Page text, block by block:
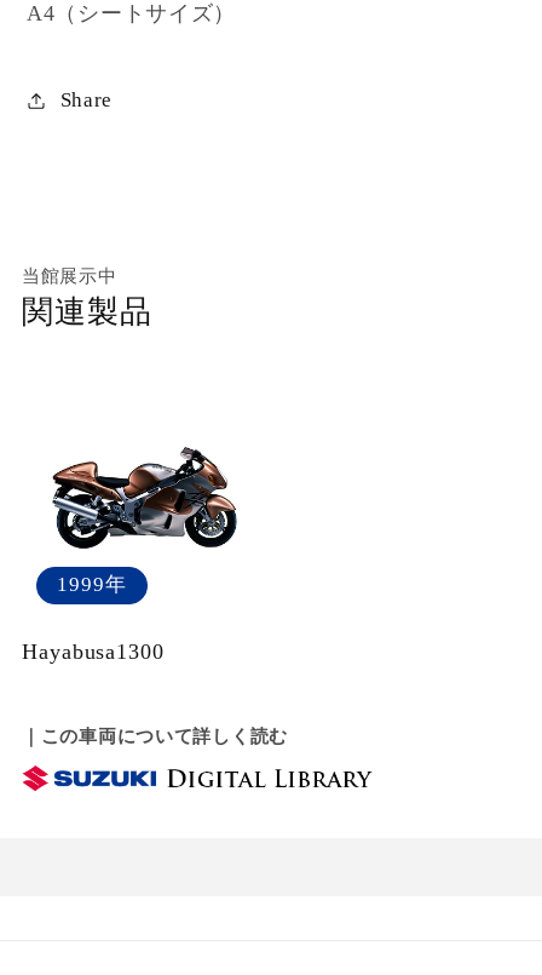
A4（シートサイズ）
Share
当館展示中
関連製品
1999年
Hayabusa1300
｜この車両について詳しく読む